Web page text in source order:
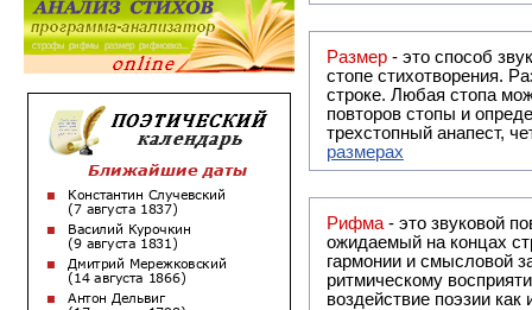
Размер - это способ
стопе стихотворения.
строке. Любая стопа
повторов стопы и
трехстопный анапест,
размерах
Рифма - это звуковой повтор, традиционно используемый в поэзии и, как
ожидаемый на концах
гармонии и смысловой
ритмическому
воздействие поэзии